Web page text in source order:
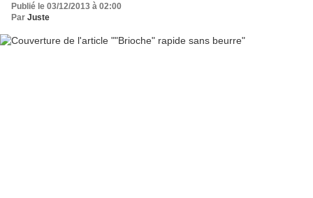
Publié le 03/12/2013 à 02:00
Par Juste